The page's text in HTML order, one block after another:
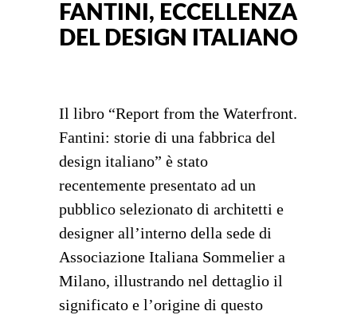
FANTINI, ECCELLENZA
DEL DESIGN ITALIANO
Il libro “Report from the Waterfront.
Fantini: storie di una fabbrica del
design italiano” è stato
recentemente presentato ad un
pubblico selezionato di architetti e
designer all’interno della sede di
Associazione Italiana Sommelier a
Milano, illustrando nel dettaglio il
significato e l’origine di questo